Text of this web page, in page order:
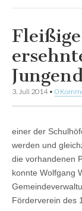
3. Juli 2014• 0
einer der
werden und
die vorhandenen
konnte Wolfgang
Förderverein des